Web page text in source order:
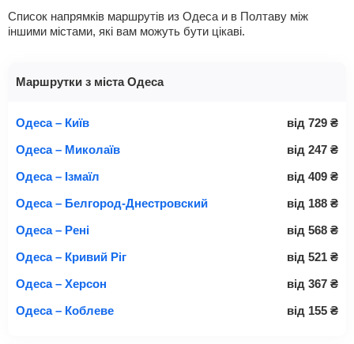
Список напрямків маршрутів из Одеса и в Полтаву між
іншими містами, які вам можуть бути цікаві.
Маршрутки з міста Одеса
Одеса – Київ від 729 ₴
Одеса – Миколаїв
від 247 ₴
Одеса – Ізмаїл
від 409 ₴
Одеса – Белгород-Днестровский
від 188 ₴
Одеса – Рені
від 568 ₴
Одеса – Кривий Ріг
від 521 ₴
Одеса – Херсон
від 367 ₴
Одеса – Коблеве
від 155 ₴